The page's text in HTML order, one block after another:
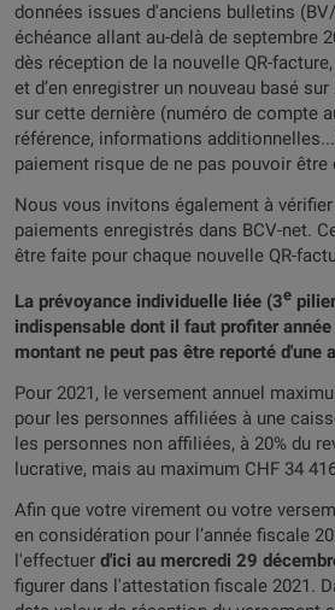
données issues d'anciens bulletins
échéance allant au-delà de septembre
dès réception de la nouvelle QR-
et d’en enregistrer un nouveau basé
sur cette dernière (numéro de compte
référence, informations
paiement risque de ne pas pouvoir être
Nous vous invitons également à
paiements enregistrés dans BCV-net.
être faite pour chaque nouvelle QR-
La prévoyance individuelle liée (3e
indispensable dont il faut profiter
montant ne peut pas être reporté d'une
Pour 2021, le versement annuel
pour les personnes affiliées à une
les personnes non affiliées, à 20% du
lucrative, mais au maximum CHF 34
Afin que votre virement ou votre
en considération pour l’année fiscale
l'effectuer d'ici au mercredi 29
figurer dans l'attestation fiscale 2021.